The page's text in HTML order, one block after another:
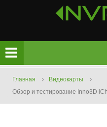
Главная
Видеокарты
Обзор и тестирование Inno3D